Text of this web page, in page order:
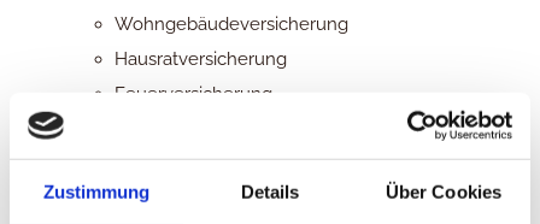
Zustimmung Details Über Cookies
Wohngebäudeversicherung
Hausratversicherung
Feuerversicherung
Lebensversicherung
Berufsunfähigkeitsversicherung